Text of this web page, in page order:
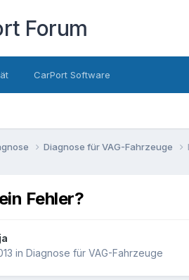
Forum
CarPort Software
Diagnose für VAG-Fahrzeuge
Fehler?
in Diagnose für VAG-Fahrzeuge